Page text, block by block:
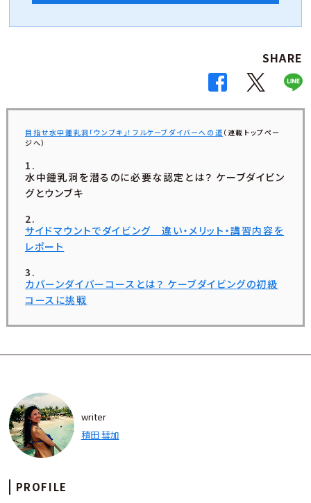
SHARE
目指せ水中鍾乳洞「ウンブキ」！フルケーブダイバーへの道 （連載トップペー
ジへ）
水中鍾乳洞を潜るのに必要な認定とは？ ケーブダイビン
グとウンブキ
サイドマウントでダイビング 違い・メリット・講習内容を
レポート
カバーンダイバーコースとは？ ケーブダイビングの初級
コースに挑戦
writer
積田 彗加
PROFILE